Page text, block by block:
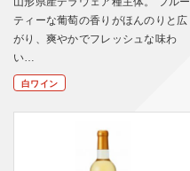
ティーな葡萄の香りがほんのりと広
がり、爽やかでフレッシュな味わ
い…
白ワイン